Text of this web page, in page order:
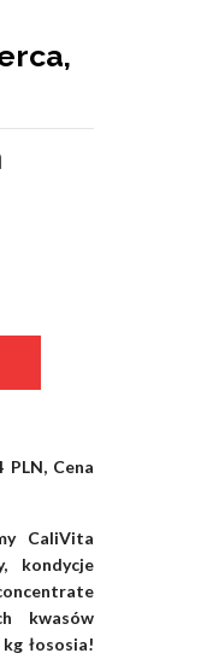
PLN, Cena
CaliVita
kondycje
kwasów
łososia!